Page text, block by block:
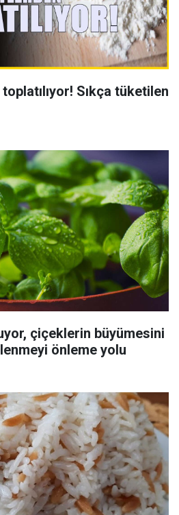
Sıkça tüketilen
çiçeklerin büyümesini
önleme yolu